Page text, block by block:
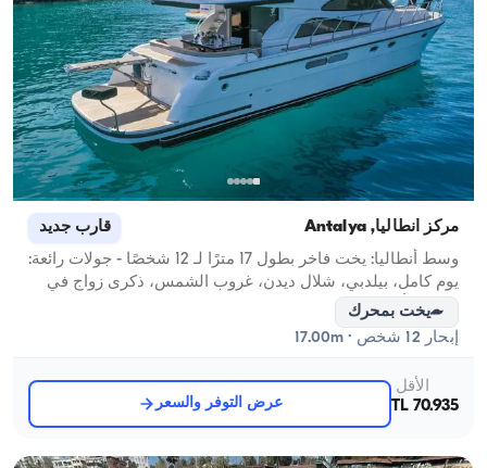
مركز أنطاليا, Antalya قارب جديد
وسط أنطاليا: يخت فاخر بطول 17 مترًا لـ 12 شخصًا - جولات رائعة:
يوم كامل، بيلدبي، شلال ديدن، غروب الشمس، ذكرى زواج في
اليخت، أعياد ميلاد وحفلات عزوبية
يخت بمحرك
إبحار 12 شخص · 17.00m
الأقل
70.935 TL
عرض التوفر والسعر